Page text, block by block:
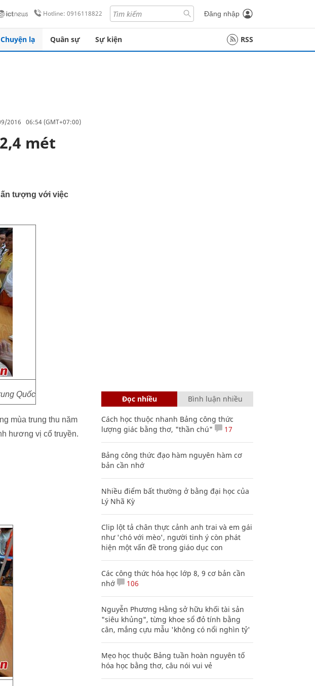
Hotline: 0916118822 Đăng nhập
Chuyện lạ Quân sự Sự kiện RSS
2016 06:54 (GMT+07:00)
mét
ấn tượng với việc
Quốc
mùa trung thu năm
hương vị cổ truyền.
Đọc nhiều Bình luận nhiều
Cách học thuộc nhanh Bảng công thức
lượng giác bằng thơ, "thần chú"
17
Bảng công thức đạo hàm nguyên hàm cơ
bản cần nhớ
Nhiều điểm bất thường ở bằng đại học của
Lý Nhã Kỳ
Clip lột tả chân thực cảnh anh trai và em gái
như 'chó với mèo', người tinh ý còn phát
hiện một vấn đề trong giáo dục con
Các công thức hóa học lớp 8, 9 cơ bản cần
nhớ
106
Nguyễn Phương Hằng sở hữu khối tài sản
"siêu khủng", từng khoe sổ đỏ tính bằng
cân, mắng cựu mẫu 'không có nổi nghìn tỷ'
Mẹo học thuộc Bảng tuần hoàn nguyên tố
hóa học bằng thơ, câu nói vui vẻ